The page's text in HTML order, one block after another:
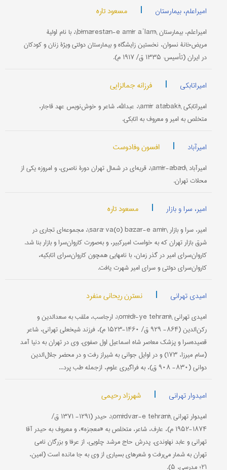
امیراعلم، بیمارستان | مسعود تاره
امیراعلم، بیمارستان \bīmārestān-e amīr aʾlam\، با نام اولیۀ
مریض‌خانۀ نسوان، نخستین زایشگاه و بیمارستان دولتی ویژۀ زنان و کودکان
در ایران (تأسیس: ۱۳۳۵ ق/ ۱۹۱۷ م).
امیراتابکی | فرزانه جمالزایی
امیراتابکی \amīr atābakī\، عبدالله، شاعر و خوش‌نویس عهد قاجار،
متخلص به امیر و معروف به اتابکی.
امیرآباد | افسون وفادوست
امیرآباد \amīr-ābād\، قریه‌ای در شمال تهران دورۀ ناصری، و امروزه یکی از
محلات تهران.
امیر، سرا و بازار | مسعود تاره
امیر، سرا و بازار \sarā va(o) bāzār-e amīr\، مجموعه‌ای تجاری در
شرق بازار تهران که به خواست امیرکبیر، و به‌صورت کاروان‌سرا و بازار بنا شد.
کاروان‌سرای امیر در گذر زمان، با نامهایی همچون کاروان‌سرای اتابکیه،
کاروان‌سرای دولتی و سرای امیر شهرت یافت.
امیدی تهرانی | نسترن ریحانی منفرد
امیدی تهرانی \omīdī-ye tehrānī\، ارجاسب، ملقب به سعدالدین و
رکن‌الدین (۸۶۴- ۹۲۹ ق/ ۱۴۶۰-۱۵۲۳ م)، فرزند شیخعلی تهرانی، شاعر
قصیده‌سرا و پزشک معاصر شاه اسماعیل اول صفوی. وی در تهران به دنیا آمد
(سام میرزا، ۱۷۳) و در اوایل جوانی به شیراز رفت و در محضر جلال‌الدین
دوانی (۸۳۰- ۹۰۸ ق)، به فراگیری علوم، ازجمله طب پرد...
امیدوار تهرانی | شهرزاد رحیمی
امیدوار تهرانی \omīdvār-e tehrānī\، حیدر (۱۲۹۱- ۱۳۷۱ ق/
۱۸۷۴-۱۹۵۲ م)، عارف، شاعر، متخلص به «معجزه»، و معروف به حیدر آقا
تهرانی و عابد نهاوندی. پدرش حاج مرشد چلویی، از عرفا و بزرگان نامی
تهران به شمار می‌رفت و شعرهای بسیاری از وی به جا مانده است (امین،
۲۱؛ مدرسی، ۵).